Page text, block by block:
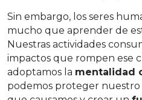
Sin embargo, los seres
mucho que aprender de
Nuestras actividades
impactos que rompen ese
adoptamos la mentalidad
podemos proteger